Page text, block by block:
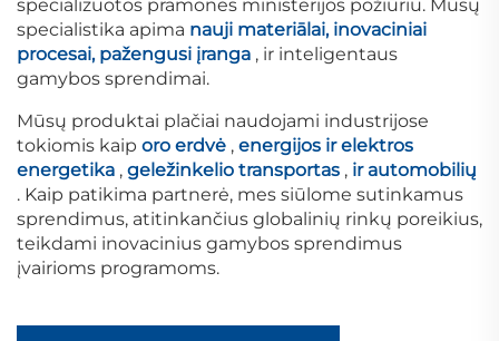
specializuotos pramonės ministerijos požiūriu. Mūsų
specialistika apima nauji materiālai, inovaciniai
procesai, pažengusi įranga , ir inteligentaus
gamybos sprendimai.
Mūsų produktai plačiai naudojami industrijose
tokiomis kaip oro erdvė , energijos ir elektros
energetika , geležinkelio transportas , ir automobilių
. Kaip patikima partnerė, mes siūlome sutinkamus
sprendimus, atitinkančius globalinių rinkų poreikius,
teikdami inovacinius gamybos sprendimus
įvairioms programoms.